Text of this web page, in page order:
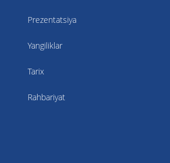
Prezentatsiya
Yangiliklar
Tarix
Rahbariyat